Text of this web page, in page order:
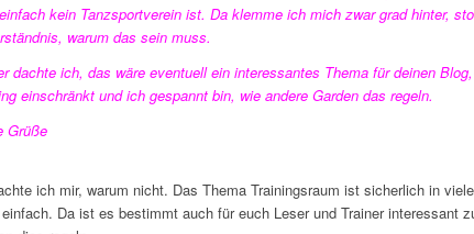
kein Tanzsportverein ist. Da klemme ich mich zwar grad hinter,
warum das sein muss.
dachte ich, das wäre eventuell ein interessantes Thema für deinen
einschränkt und ich gespannt bin, wie andere Garden das regeln.
Grüße
ich mir, warum nicht. Das Thema Trainingsraum ist sicherlich in
Da ist es bestimmt auch für euch Leser und Trainer interessant